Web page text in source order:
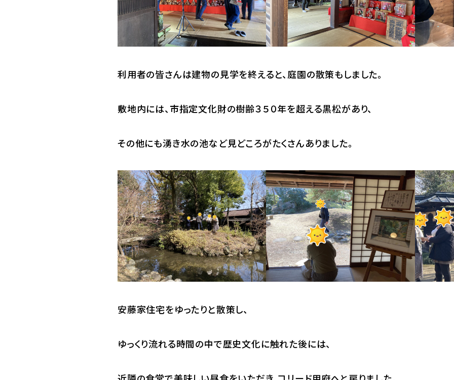
利用者の皆さんは建物の見学を終えると、庭園の散策もしました。
敷地内には、市指定文化財の樹齢３５０年を超える黒松があり、
その他にも湧き水の池など見どころがたくさんありました。
安藤家住宅をゆったりと散策し、
ゆっくり流れる時間の中で歴史文化に触れた後には、